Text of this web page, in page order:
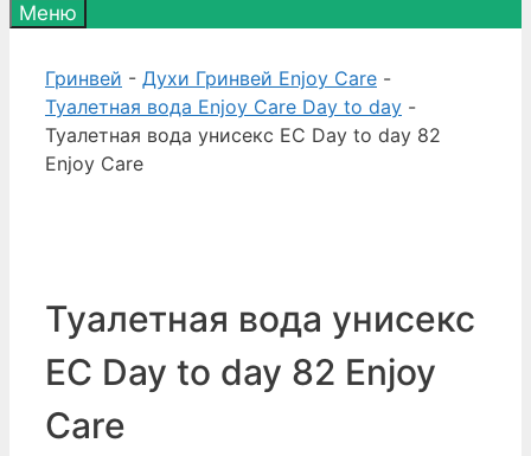
Меню
Гринвей - Духи Гринвей Enjoy Care -
Туалетная вода Enjoy Care Day to day -
Туалетная вода унисекс EC Day to day 82
Enjoy Care
Туалетная вода унисекс
EC Day to day 82 Enjoy
Care